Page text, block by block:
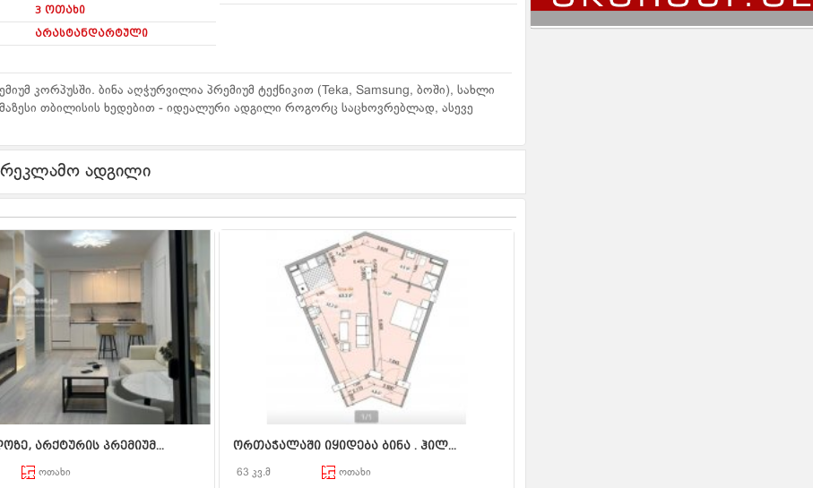
3 ოთახი
არასტანდარტული
კორპუსში. ბინა აღჭურვილია პრემიუმ ტექნიკით (Teka, Samsung, ბოში), სახლი
თბილისის ხედებით - იდეალური ადგილი როგორც საცხოვრებლად, ასევე
ადგილი
არქტურის პრემიუმ...
ოთახი
ორთაჭალაში იყიდება ბინა . ჰილ...
63 კვ.მ ოთახი